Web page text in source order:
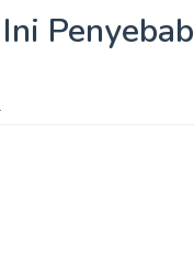
Penyebab